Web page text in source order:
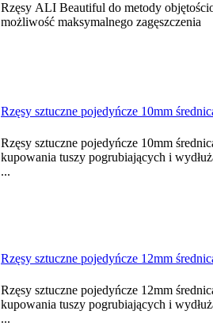
Rzęsy ALI Beautiful do metody
możliwość maksymalnego
Rzęsy sztuczne pojedyńcze 10mm
Rzęsy sztuczne pojedyńcze 10mm
kupowania tuszy pogrubiających i
...
Rzęsy sztuczne pojedyńcze 12mm
Rzęsy sztuczne pojedyńcze 12mm
kupowania tuszy pogrubiających i
...